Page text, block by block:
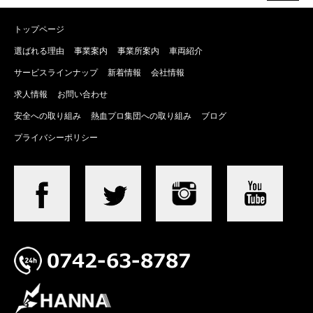
トップページ
選ばれる理由 事業案内 事業所案内 車両紹介
サービスラインナップ 新着情報 会社情報
求人情報 お問い合わせ
安全への取り組み 熱血プロ集団への取り組み ブログ
プライバシーポリシー